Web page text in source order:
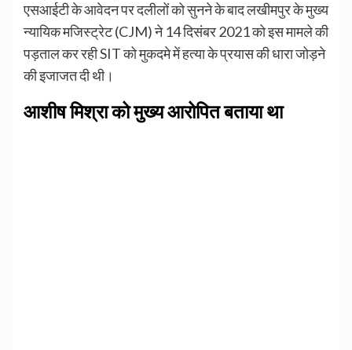
एसआईटी के आवेदन पर दलीलों को सुनने के बाद लखीमपुर के मुख्य
न्यायिक मजिस्ट्रेट (CJM) ने 14 दिसंबर 2021 को इस मामले की
पड़ताल कर रही SIT को मुकदमे में हत्या के प्रयास की धारा जोड़ने
की इजाजत दी थी।
आशीष मिश्रा को मुख्य आरोपित बताया था